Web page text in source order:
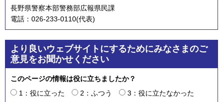
長野県警察本部警務部広報県民課
電話：026-233-0110(代表)
より良いウェブサイトにするためにみなさまのご
意見をお聞かせください
このページの情報は役に立ちましたか？
1：役に立った
2：ふつう
3：役に立たなかった